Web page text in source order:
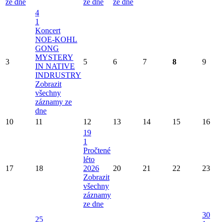
ze dne ze dne ze dne
3
4
1
Koncert
NOE-KOHL
GONG
MYSTERY
IN NATIVE
INDRUSTRY
Zobrazit
všechny
záznamy ze
dne
5 6 7 8 9
10 11 12 13 14 15 16
17 18
19
1
Pročtené
léto
2026
Zobrazit
všechny
záznamy
ze dne
20 21 22 23
25
30